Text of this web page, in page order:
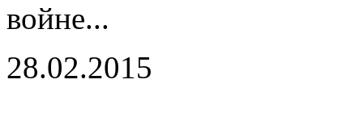
войне...
28.02.2015